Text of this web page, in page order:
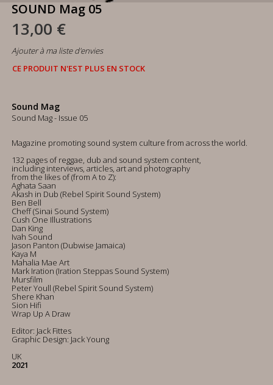
SOUND Mag 05
13,00 €
Ajouter à ma liste d'envies
CE PRODUIT N'EST PLUS EN STOCK
Sound Mag
Sound Mag - Issue 05
Magazine promoting sound system culture from across the world.
132 pages of reggae, dub and sound system content,
including interviews, articles, art and photography
from the likes of (from A to Z):
Aghata Saan
Akash in Dub (Rebel Spirit Sound System)
Ben Bell
Cheff (Sinai Sound System)
Cush One Illustrations
Dan King
Ivah Sound
Jason Panton (Dubwise Jamaica)
Kaya M
Mahalia Mae Art
Mark Iration (Iration Steppas Sound System)
Mursfilm
Peter Youll (Rebel Spirit Sound System)
Shere Khan
Sion Hifi
Wrap Up A Draw
Editor: Jack Fittes
Graphic Design: Jack Young
UK
2021